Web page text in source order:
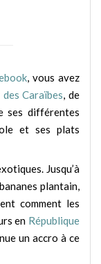
, vous avez
Caraïbes, de
ses différentes
et ses plats
Jusqu’à
plantain,
comment les
en République
un accro à ce